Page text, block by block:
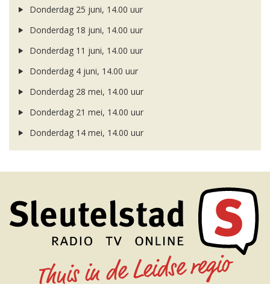
Donderdag 25 juni, 14.00 uur
Donderdag 18 juni, 14.00 uur
Donderdag 11 juni, 14.00 uur
Donderdag 4 juni, 14.00 uur
Donderdag 28 mei, 14.00 uur
Donderdag 21 mei, 14.00 uur
Donderdag 14 mei, 14.00 uur